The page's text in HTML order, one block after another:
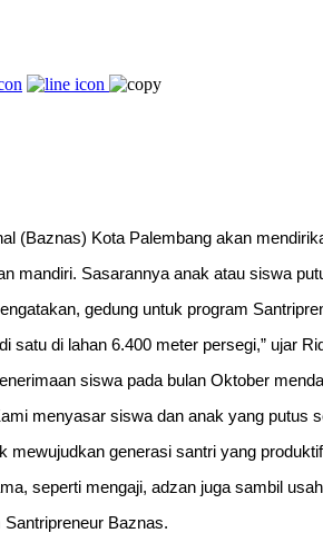
(Baznas) Kota Palembang akan
mandiri. Sasarannya anak atau siswa
gedung untuk program
di lahan 6.400 meter persegi,” ujar
siswa pada bulan Oktober
menyasar siswa dan anak yang putus
mewujudkan generasi santri yang
seperti mengaji, adzan juga sambil
Baznas.